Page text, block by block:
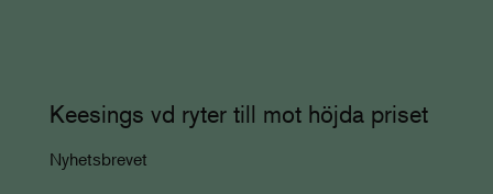
Keesings vd ryter till mot höjda priset
Nyhetsbrevet